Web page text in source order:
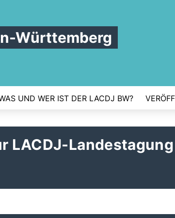
Württemberg
UND WER IST DER LACDJ BW?
LACDJ-